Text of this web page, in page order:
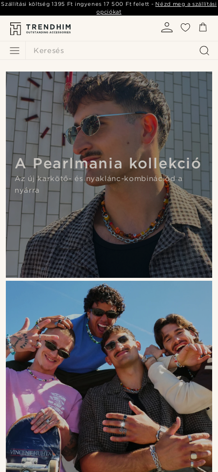
Keresés
Szállítási költség1395 Ft ingyenes 17 500 Ft felett - Nézd meg a szállítási
opciókat
A Pearlmania kollekció
Az új karkötő- és nyaklánc-kombinációd a
nyárra